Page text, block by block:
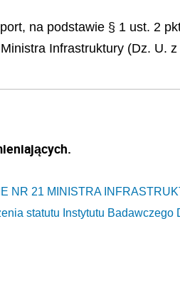
na podstawie § 1 ust. 2
Infrastruktury (Dz. U.
NR 21 MINISTRA
statutu Instytutu Badawczego